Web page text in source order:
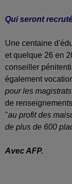
Qui seront
Une centaine
et quelque 26 en
conseiller
également
pour les
de
"au profit des
de plus de 600
Avec AFP.